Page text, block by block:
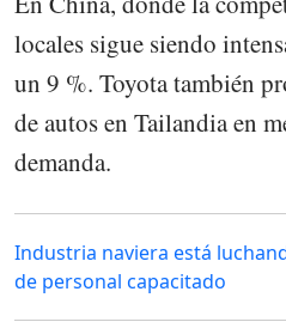
locales sigue siendo
un 9 %. Toyota también
de autos en Tailandia en
demanda.
Industria naviera está
de personal capacitado